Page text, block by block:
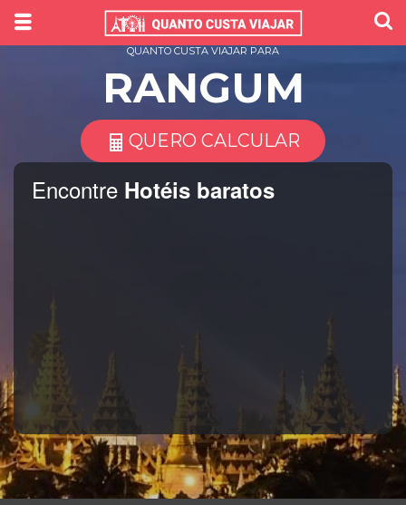
Encontre Hotéis baratos
QUANTO CUSTA VIAJAR PARA
RANGUM
QUERO CALCULAR